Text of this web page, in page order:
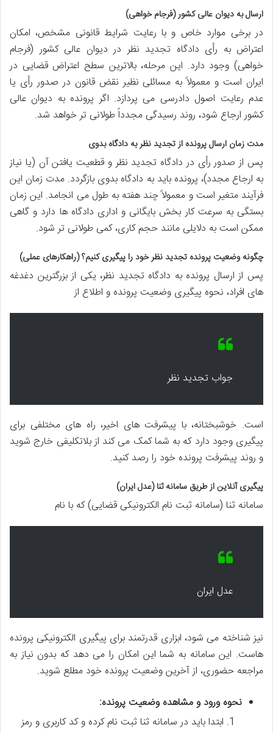
ارسال به دیوان عالی کشور (فرجام خواهی)
در برخی موارد خاص و با رعایت شرایط قانونی مشخص، امکان
اعتراض به رأی دادگاه تجدید نظر در دیوان عالی کشور (فرجام
خواهی) وجود دارد. این مرحله، بالاترین سطح اعتراض قضایی در
ایران است و معمولاً به مسائلی نظیر نقض قانون در صدور رأی یا
عدم رعایت اصول دادرسی می پردازد. اگر پرونده به دیوان عالی
کشور ارجاع شود، روند رسیدگی مجدداً طولانی تر خواهد شد.
مدت زمان ارسال پرونده از تجدید نظر به دادگاه بدوی
پس از صدور رأی در دادگاه تجدید نظر و قطعیت یافتن آن (یا نیاز
به ارجاع مجدد)، پرونده باید به دادگاه بدوی بازگردد. مدت زمان این
فرآیند متغیر است و معمولاً چند هفته به طول می انجامد. این زمان
بستگی به سرعت کار بخش بایگانی و اداری دادگاه ها دارد و گاهی
ممکن است به دلایلی مانند حجم کاری، کمی طولانی تر شود.
چگونه وضعیت پرونده تجدید نظر خود را پیگیری کنیم؟ (راهکارهای عملی)
پس از ارسال پرونده به دادگاه تجدید نظر، یکی از بزرگترین دغدغه
های افراد، نحوه پیگیری وضعیت پرونده و اطلاع از
جواب تجدید نظر
است. خوشبختانه، با پیشرفت های اخیر، راه های مختلفی برای
پیگیری وجود دارد که به شما کمک می کند از بلاتکلیفی خارج شوید
و روند پیشرفت پرونده خود را رصد کنید.
پیگیری آنلاین از طریق سامانه ثنا (عدل ایران)
سامانه ثنا (سامانه ثبت نام الکترونیکی قضایی) که با نام
عدل ایران
نیز شناخته می شود، ابزاری قدرتمند برای پیگیری الکترونیکی پرونده
هاست. این سامانه به شما این امکان را می دهد که بدون نیاز به
مراجعه حضوری، از آخرین وضعیت پرونده خود مطلع شوید.
نحوه ورود و مشاهده وضعیت پرونده:
ابتدا باید در سامانه ثنا ثبت نام کرده و کد کاربری و رمز